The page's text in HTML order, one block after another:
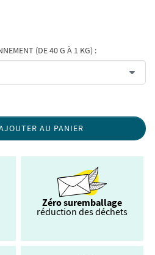
(DE 40 G À 1 KG) :
AU PANIER
Zéro suremballage
réduction des déchets